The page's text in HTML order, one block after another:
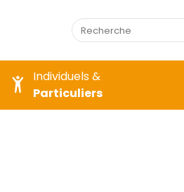
Individuels &
Particuliers